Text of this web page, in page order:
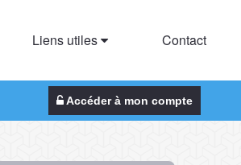
Liens utiles Contact
Accéder à mon compte